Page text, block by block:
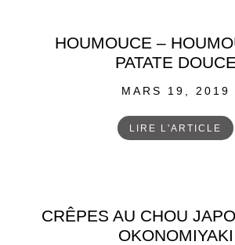
HOUMOUCE –
PATATE DOUCE
POSTED
MARS 19, 2019
LIRE L'ARTICLE
CRÊPES AU CHOU
OKONOMIYAKI